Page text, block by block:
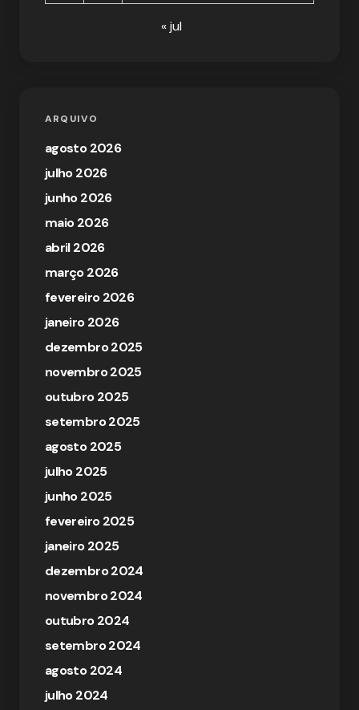
« jul
ARQUIVO
agosto 2026
julho 2026
junho 2026
maio 2026
abril 2026
março 2026
fevereiro 2026
janeiro 2026
dezembro 2025
novembro 2025
outubro 2025
setembro 2025
agosto 2025
julho 2025
junho 2025
fevereiro 2025
janeiro 2025
dezembro 2024
novembro 2024
outubro 2024
setembro 2024
agosto 2024
julho 2024